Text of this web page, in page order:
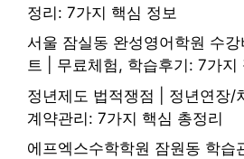
정리: 7가지 핵심 정보
서울 잠실동 완성영어학원 수
트 | 무료체험, 학습후기: 7가
정년제도 법적쟁점 | 정년연장/
계약관리: 7가지 핵심 총정리
에프엑스수학학원 잠원동 학습